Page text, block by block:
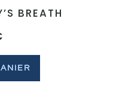
BREATH